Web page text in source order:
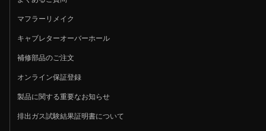
マフラーリメイク
キャブレターオーバーホール
補修部品のご注文
オンライン保証登録
製品に関する重要なお知らせ
排出ガス試験結果証明書について